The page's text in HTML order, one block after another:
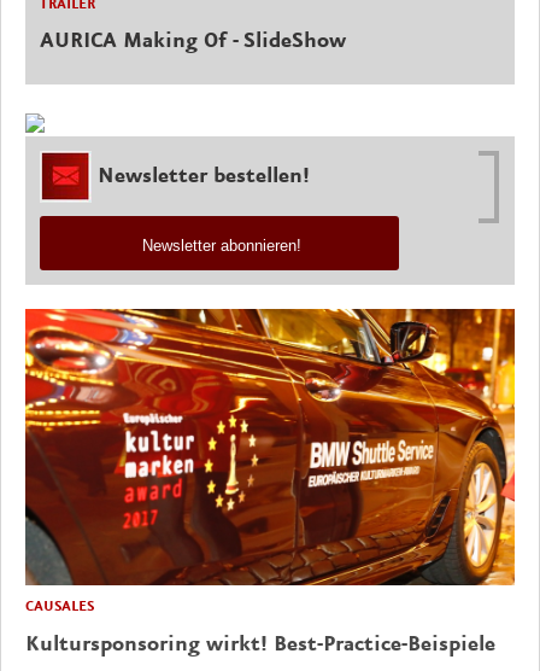
TRAILER
AURICA Making Of - SlideShow
Newsletter bestellen!
Newsletter abonnieren!
CAUSALES
Kultursponsoring wirkt! Best-Practice-Beispiele